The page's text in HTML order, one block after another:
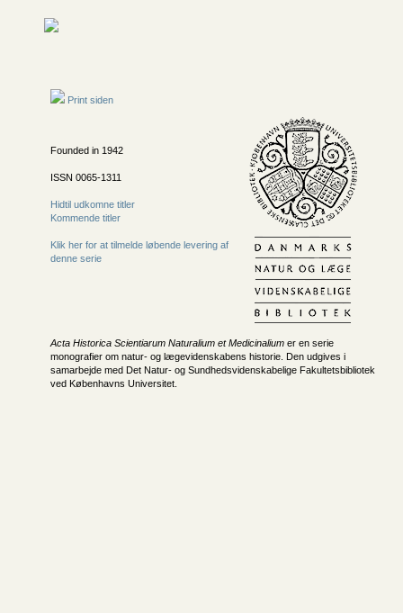
Print siden
Founded in 1942
ISSN 0065-1311
Hidtil udkomne titler
Kommende titler
Klik her for at tilmelde løbende levering af
denne serie
Acta Historica Scientiarum Naturalium et Medicinalium er en serie
monografier om natur- og lægevidenskabens historie. Den udgives i
samarbejde med Det Natur- og Sundhedsvidenskabelige Fakultetsbibliotek
ved Københavns Universitet.